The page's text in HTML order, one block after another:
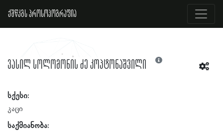
ქშწკგს პროსოპოგრაფია
ვასილ სოლომონის ძე კოპტონაშვილი
სქესი:
კაცი
საქმიანობა: